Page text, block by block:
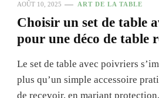
AOÛT 10, 2025 ART DE LA TABLE
Choisir un set de table
pour une déco de table
Le set de table avec poivriers
plus qu’un simple accessoire
de recevoir, en mariant